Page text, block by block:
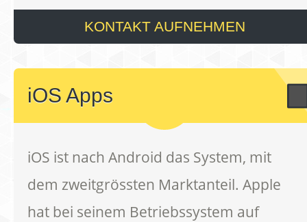
KONTAKT AUFNEHMEN
iOS Apps
iOS ist nach Android das System, mit
dem zweitgrössten Marktanteil. Apple
hat bei seinem Betriebssystem auf